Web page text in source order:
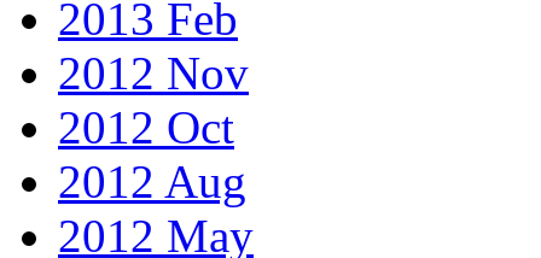
2013 Feb
2012 Nov
2012 Oct
2012 Aug
2012 May